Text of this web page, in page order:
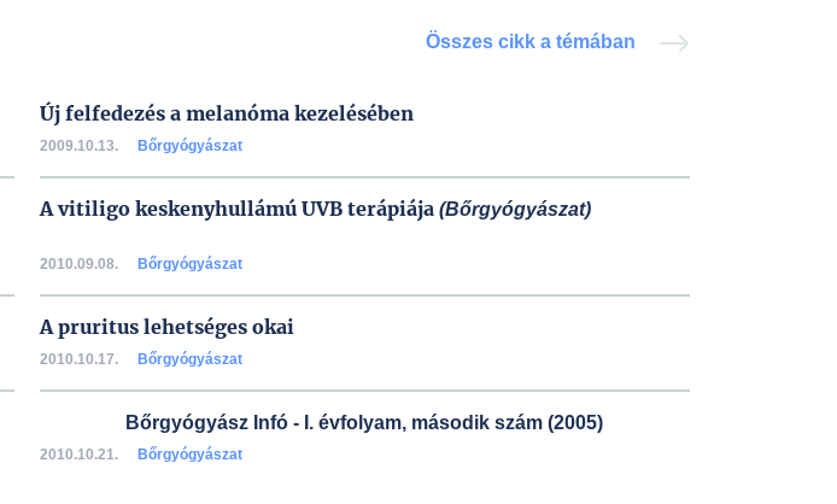
Összes cikk a témában
Új felfedezés a melanóma kezelésében
2009.10.13. Bőrgyógyászat
A vitiligo keskenyhullámú UVB terápiája (Bőrgyógyászat)
2010.09.08. Bőrgyógyászat
A pruritus lehetséges okai
2010.10.17. Bőrgyógyászat
Bőrgyógyász Infó - I. évfolyam, második szám (2005)
2010.10.21. Bőrgyógyászat